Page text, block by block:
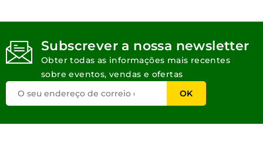
Subscrever a nossa newsletter
Obter todas as informações mais recentes
sobre eventos, vendas e ofertas